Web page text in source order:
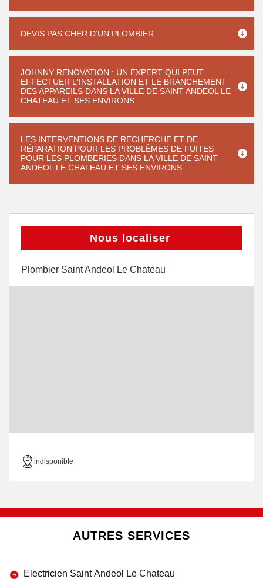
DEVIS PAS CHER D’UN PLOMBIER
JOHNNY RENOVATION : UN EXPERT QUI PEUT
EFFECTUER L'INSTALLATION ET LE BRANCHEMENT
DES APPAREILS DANS LA VILLE DE SAINT ANDEOL LE
CHATEAU ET SES ENVIRONS
LES INTERVENTIONS DE RECHERCHE ET DE
RÉPARATION POUR LES PROBLÈMES DE FUITES
POUR LES PLOMBERIES DANS LA VILLE DE SAINT
ANDEOL LE CHATEAU ET SES ENVIRONS
Nous localiser
Plombier Saint Andeol Le Chateau
indisponible
AUTRES SERVICES
Electricien Saint Andeol Le Chateau